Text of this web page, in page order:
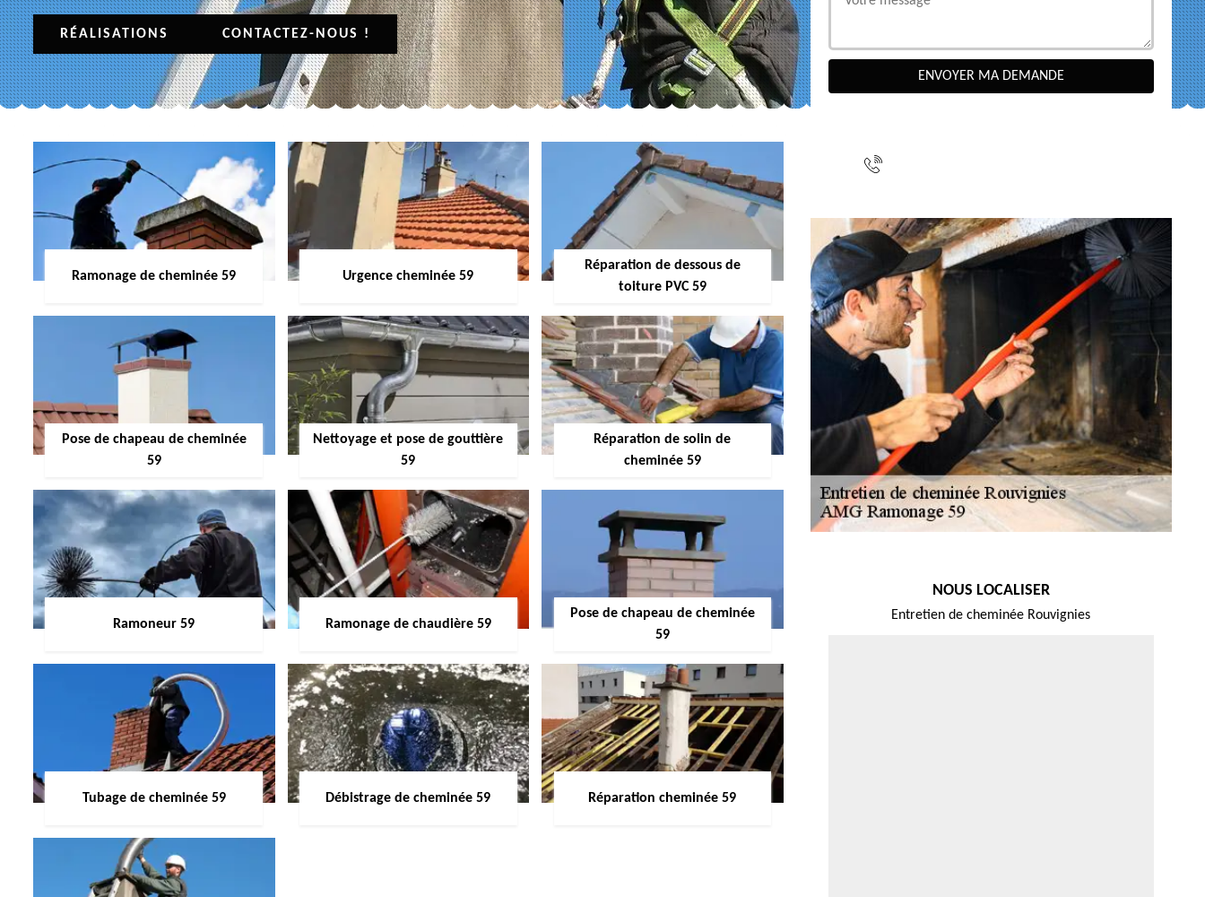
RÉALISATIONS CONTACTEZ-NOUS !
Ramonage de cheminée 59 Urgence cheminée 59
Réparation de dessous de
toiture PVC 59
Pose de chapeau de cheminée
59
Nettoyage et pose de gouttière
59
Réparation de solin de
cheminée 59
Ramoneur 59 Ramonage de chaudière 59
Pose de chapeau de cheminée
59
Tubage de cheminée 59 Débistrage de cheminée 59 Réparation cheminée 59
NOUS LOCALISER
Entretien de cheminée Rouvignies